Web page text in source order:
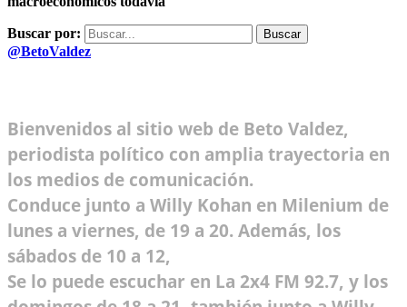
Buscar por:
@BetoValdez
Bienvenidos al sitio web de Beto Valdez,
periodista político con amplia trayectoria en
los medios de comunicación.
Conduce junto a Willy Kohan en Milenium de
lunes a viernes, de 19 a 20. Además, los
sábados de 10 a 12,
Se lo puede escuchar en La 2x4 FM 92.7, y los